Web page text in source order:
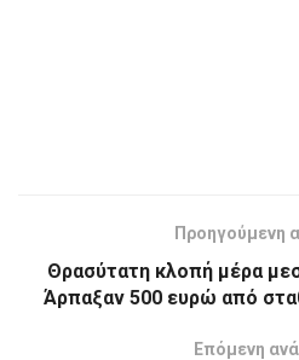
Προηγούμενη
Θρασύτατη κλοπή μέρα
Άρπαξαν 500 ευρώ από
Επόμενη